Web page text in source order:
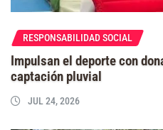
RESPONSABILIDAD SOCIAL
Impulsan el deporte con
captación pluvial
JUL 24, 2026